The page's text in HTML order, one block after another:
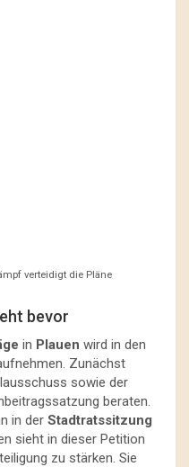
verteidigt die Pläne
bevor
in Plauen wird in den
Zunächst
sowie der
beraten.
in der Stadtratssitzung
sieht in dieser Petition
zu stärken. Sie